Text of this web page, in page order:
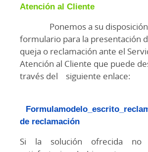
Atención al Cliente
Ponemos a su disposición
formulario para la presentación
queja o reclamación ante el
Atención al Cliente que puede
través del siguiente enlace:
de reclamación
Si la solución ofrecida no